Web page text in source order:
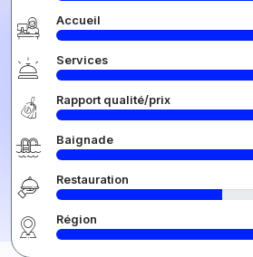
Accueil
Services
Rapport qualité/prix
Baignade
Restauration
Région